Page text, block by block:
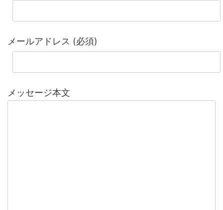
メールアドレス (必須)
メッセージ本文